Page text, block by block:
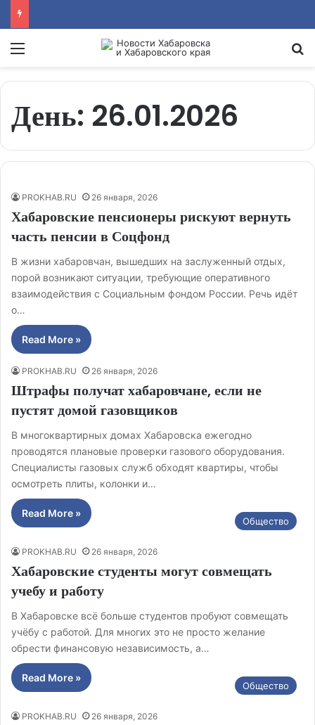
Menu
День: 26.01.2026
PROKHAB.RU 26 января, 2026
Хабаровские пенсионеры рискуют вернуть
часть пенсии в Соцфонд
В жизни хабаровчан, вышедших на заслуженный отдых,
порой возникают ситуации, требующие оперативного
взаимодействия с Социальным фондом России. Речь идёт
о…
Read More »
PROKHAB.RU 26 января, 2026
Штрафы получат хабаровчане, если не
пустят домой газовщиков
В многоквартирных домах Хабаровска ежегодно
проводятся плановые проверки газового оборудования.
Специалисты газовых служб обходят квартиры, чтобы
осмотреть плиты, колонки и…
Read More »
Общество
PROKHAB.RU 26 января, 2026
Хабаровские студенты могут совмещать
учебу и работу
В Хабаровске всё больше студентов пробуют совмещать
учёбу с работой. Для многих это не просто желание
обрести финансовую независимость, а…
Read More »
Общество
PROKHAB.RU 26 января, 2026